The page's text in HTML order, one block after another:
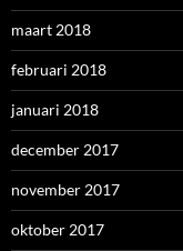
maart 2018
februari 2018
januari 2018
december 2017
november 2017
oktober 2017